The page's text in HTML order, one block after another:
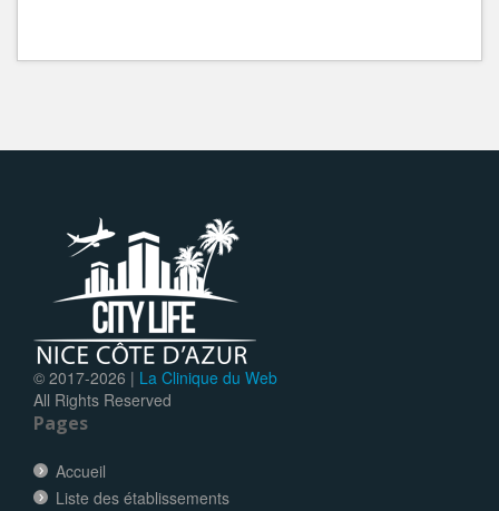
© 2017-2026 | La Clinique du Web
All Rights Reserved
Pages
Accueil
Liste des établissements